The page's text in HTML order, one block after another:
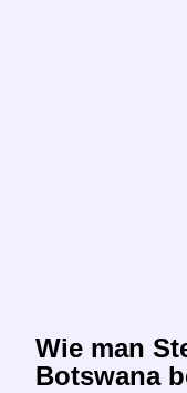
Wie man
Botswana